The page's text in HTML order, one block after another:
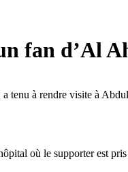
fan d’Al
à rendre visite à
où le supporter est